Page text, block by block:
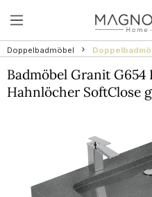
Zum Hauptinhalt springen
Doppelbadmöbel
Badmöbel Granit G654
Hahnlöcher SoftClose